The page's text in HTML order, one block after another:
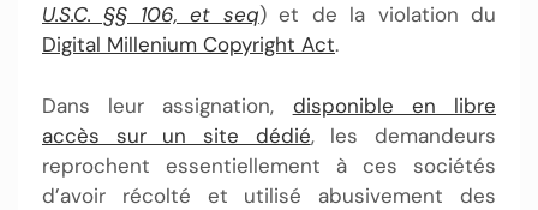
U.S.C. §§ 106, et seq) et de la violation du
Digital Millenium Copyright Act.
Dans leur assignation, disponible en libre
accès sur un site dédié, les demandeurs
reprochent essentiellement à ces sociétés
d’avoir récolté et utilisé abusivement des